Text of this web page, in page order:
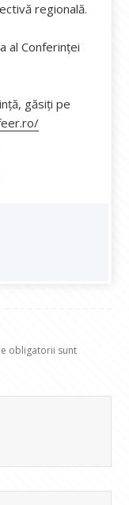
regională.
al Conferinței
găsiți pe
obligatorii sunt